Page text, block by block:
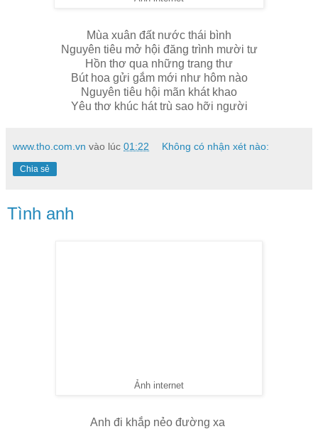
Mùa xuân đất nước thái bình
Nguyên tiêu mở hội đăng trình mười tư
Hồn thơ qua những trang thư
Bút hoa gửi gắm mới như hôm nào
Nguyên tiêu hội mãn khát khao
Yêu thơ khúc hát trù sao hỡi người
www.tho.com.vn vào lúc 01:22 Không có nhận xét nào:
Chia sẻ
Tình anh
Ảnh internet
Anh đi khắp nẻo đường xa